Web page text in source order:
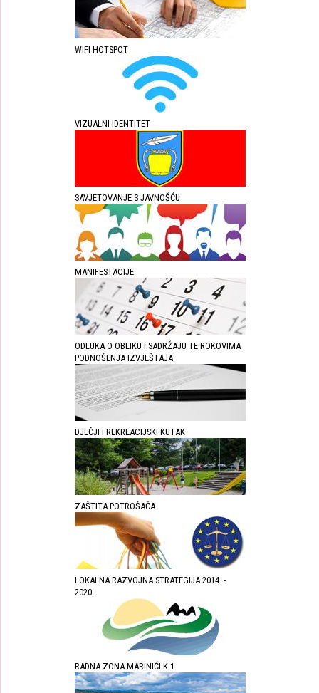
WIFI HOTSPOT
VIZUALNI IDENTITET
SAVJETOVANJE S JAVNOŠĆU
MANIFESTACIJE
ODLUKA O OBLIKU I SADRŽAJU TE ROKOVIMA
PODNOŠENJA IZVJEŠTAJA
DJEČJI I REKREACIJSKI KUTAK
ZAŠTITA POTROŠAĆA
LOKALNA RAZVOJNA STRATEGIJA 2014. -
2020.
RADNA ZONA MARINIĆI K-1